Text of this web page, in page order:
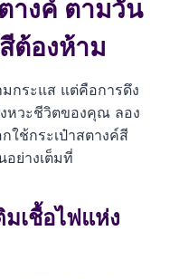
างค์ ตามวัน
ต้องห้าม
กระแส แต่คือการดึง
หวะชีวิตของคุณ ลอง
ใช้กระเป๋าสตางค์สี
อย่างเต็มที่
มเชื้อไฟแห่ง